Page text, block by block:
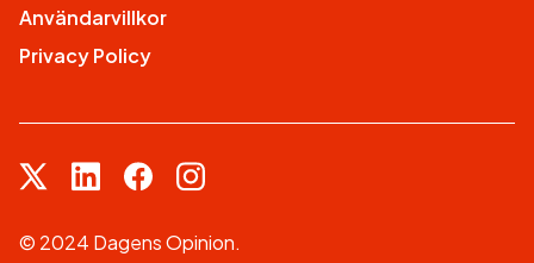
Användarvillkor
Privacy Policy
© 2024 Dagens Opinion.